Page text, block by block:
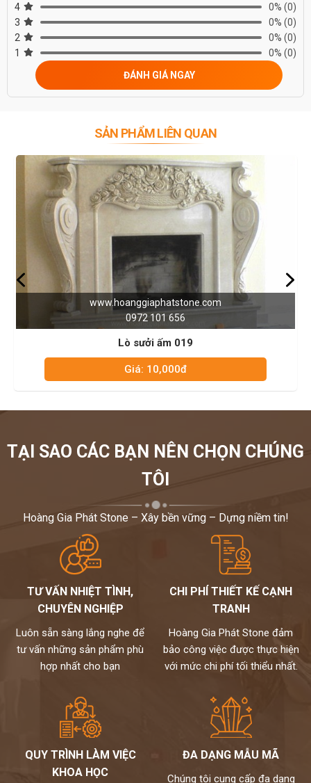
4
0% (0)
3
0% (0)
2
0% (0)
1
0% (0)
ĐÁNH GIÁ NGAY
SẢN PHẨM LIÊN QUAN
TẠI SAO CÁC BẠN NÊN CHỌN CHÚNG
TÔI
Hoàng Gia Phát Stone – Xây bền vững – Dựng niềm tin!
TƯ VẤN NHIỆT TÌNH,
CHUYÊN NGHIỆP
Luôn sẵn sàng lắng nghe để
tư vấn những sản phẩm phù
hợp nhất cho bạn
CHI PHÍ THIẾT KẾ CẠNH
TRANH
Hoàng Gia Phát Stone đảm
bảo công việc được thực hiện
với mức chi phí tối thiểu nhất.
QUY TRÌNH LÀM VIỆC
KHOA HỌC
ĐA DẠNG MẪU MÃ
Chúng tôi cung cấp đa dạng